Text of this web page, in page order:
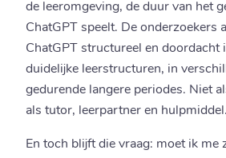
de leeromgeving, de duur van het
ChatGPT speelt. De onderzoekers
ChatGPT structureel en doordacht
duidelijke leerstructuren, in
gedurende langere periodes. Niet
als tutor, leerpartner en hulpmiddel.
En toch blijft die vraag: moet ik me